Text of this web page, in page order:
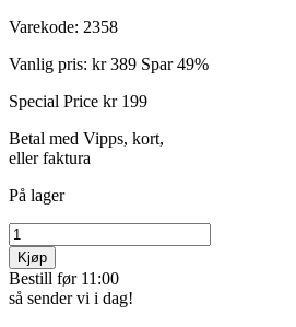
Varekode: 2358
Vanlig pris: kr 389 Spar 49%
Special Price kr 199
Betal med Vipps, kort,
eller faktura
På lager
Kjøp
Bestill før 11:00
så sender vi i dag!